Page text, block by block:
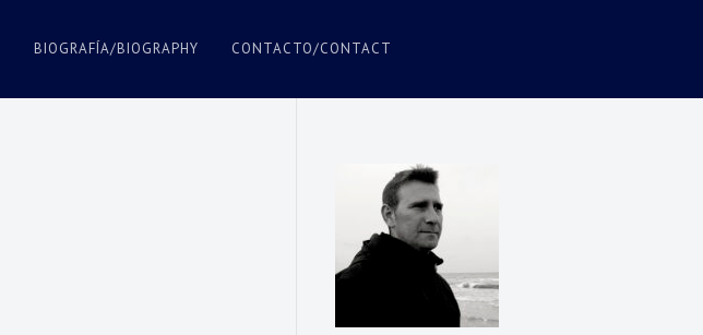
BIOGRAFÍA/BIOGRAPHY CONTACTO/CONTACT